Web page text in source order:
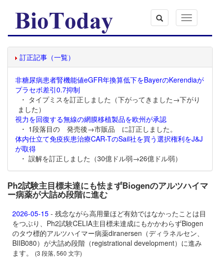
Toggle
navigation
訂正記事（一覧）
非糖尿病患者腎機能値eGFR年換算低下をBayerのKerendiaが
プラセボ差引0.7抑制
・ タイプミスを訂正しました（下がってきました→下がり
ました）
視力を回復する無線の網膜移植製品を欧州が承認
・ 1段落目の 発売後→市販品 に訂正しました。
体内仕立て免疫疾患治療CAR-TのSail社を買う選択権利をJ&J
が取得
・ 誤解を訂正しました（30億ドル弱→26億ドル弱）
Ph2試験主目標未達にも怯まずBiogenのアルツハイマ
ー病薬が大詰め段階に進む
2026-05-15 - 残念ながら高用量ほど有効ではなかったことは目
をつぶり、Ph2試験CELIA主目標未達成にもかかわらずBiogen
のタウ標的アルツハイマー病薬diranersen（ディラネルセン、
BIIB080）が大詰め段階（registrational development）に進み
ます。
(3 段落, 560 文字)